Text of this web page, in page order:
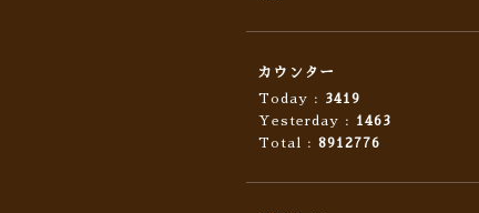
カウンター
Today : 3419
Yesterday : 1463
Total : 8912776